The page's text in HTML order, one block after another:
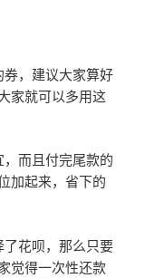
，建议大家算好
家就可以多用这
而且付完尾款的
加起来，省下的
花呗，那么只要
觉得一次性还款